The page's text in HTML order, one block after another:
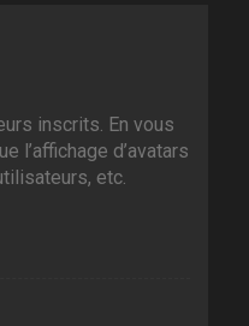
inscrits. En vous
l’affichage d’avatars
etc.